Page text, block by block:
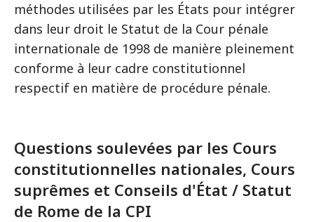
méthodes utilisées par les États pour intégrer
dans leur droit le Statut de la Cour pénale
internationale de 1998 de manière pleinement
conforme à leur cadre constitutionnel
respectif en matière de procédure pénale.
Questions soulevées par les Cours
constitutionnelles nationales, Cours
suprêmes et Conseils d'État / Statut
de Rome de la CPI